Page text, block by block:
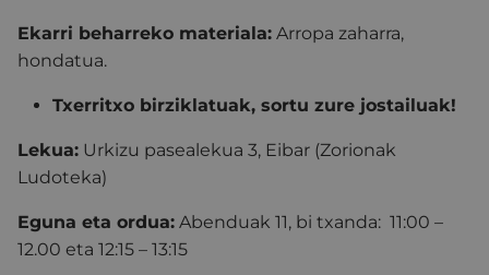
Ekarri beharreko materiala: Arropa zaharra,
hondatua.
Txerritxo birziklatuak, sortu zure jostailuak!
Lekua: Urkizu pasealekua 3, Eibar (Zorionak
Ludoteka)
Eguna eta ordua: Abenduak 11, bi txanda: 11:00 –
12.00 eta 12:15 – 13:15